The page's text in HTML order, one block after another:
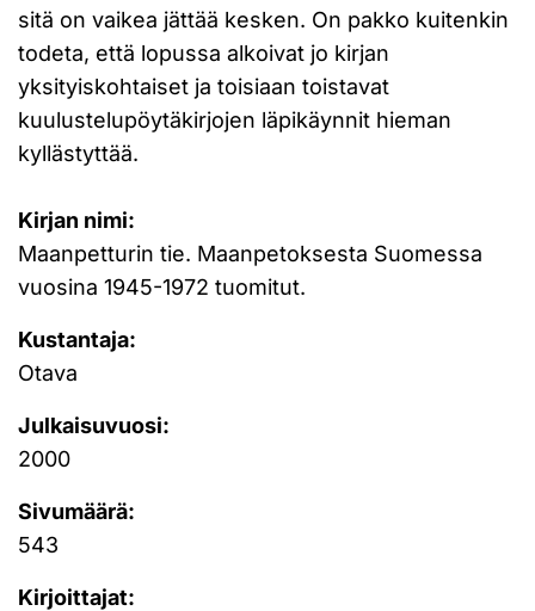
sitä on vaikea jättää kesken. On pakko kuitenkin
todeta, että lopussa alkoivat jo kirjan
yksityiskohtaiset ja toisiaan toistavat
kuulustelupöytäkirjojen läpikäynnit hieman
kyllästyttää.
Kirjan nimi:
Maanpetturin tie. Maanpetoksesta Suomessa
vuosina 1945-1972 tuomitut.
Kustantaja:
Otava
Julkaisuvuosi:
2000
Sivumäärä:
543
Kirjoittajat: